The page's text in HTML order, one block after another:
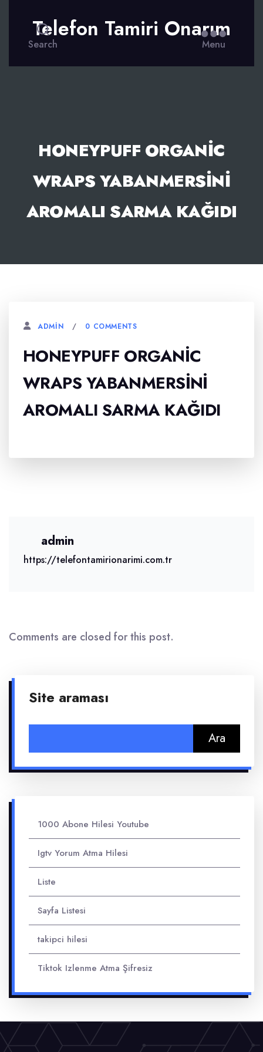
Search
Telefon Tamiri Onarım
Menu
HONEYPUFF ORGANIC
WRAPS YABANMERSINI
AROMALI SARMA KAĞIDI
ADMIN 0 COMMENTS
HONEYPUFF ORGANIC
WRAPS YABANMERSINI
AROMALI SARMA KAĞIDI
admin
https://telefontamirionarimi.com.tr
Comments are closed for this post.
Site araması
1000 Abone Hilesi Youtube
Igtv Yorum Atma Hilesi
Liste
Sayfa Listesi
takipci hilesi
Tiktok Izlenme Atma Şifresiz